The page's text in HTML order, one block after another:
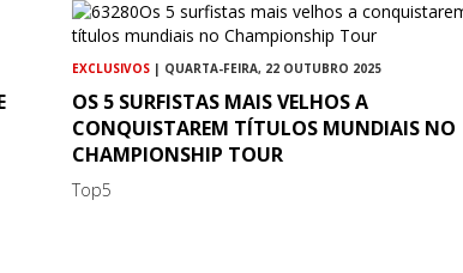
EXCLUSIVOS | QUARTA-FEIRA, 22 OUTUBRO 2025
OS 5 SURFISTAS MAIS VELHOS A
CONQUISTAREM TÍTULOS MUNDIAIS NO
CHAMPIONSHIP TOUR
Top5